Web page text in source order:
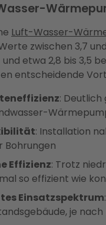
Luft-Wasser-
zwischen 3,7
und etwa 2,8 bis 3,5
entscheidende
:
: Installation
Bohrungen
Effizienz: Trotz
so effizient wie
Einsatzspektrum
je